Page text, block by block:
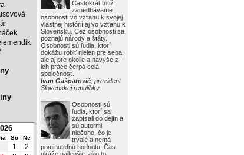
Častokrát totiž
zanedbávame
osobnosti vo vzťahu k svojej
vlastnej histórií aj vo vzťahu k
Slovensku. Cez osobnosti sa
poznajú národy a štáty.
Osobnosti sú ľudia, ktorí
dokážu robiť nielen pre seba,
ale aj pre okolie a navyše z
ich práce čerpá celá
spoločnosť.
Ivan Gašparovič , prezident
Slovenskej repulibky
Osobnosti sú
ľudia, ktorí sa
zapísali do dejín a
sú autormi
niečoho, čo je
trvalé a nemá
pominuteľnú hodnotu. Čas
So Ne
1
2